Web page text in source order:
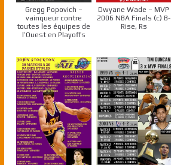
Gregg Popovich –
vainqueur contre
toutes les équipes de
l’Ouest en Playoffs
Dwyane Wade – MVP
2006 NBA Finals (c) B-
Rise, Rs